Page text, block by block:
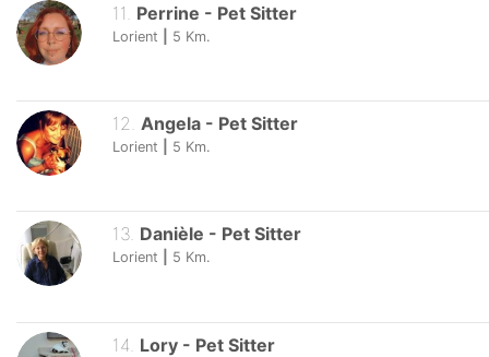
11 Perrine - Pet Sitter
Lorient 5 Km.
12. Angela - Pet Sitter
Lorient 5 Km.
13. Danièle - Pet Sitter
Lorient 5 Km.
14 Lory - Pet Sitter